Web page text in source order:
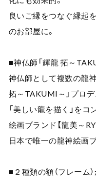
良いご縁をつなぐ縁起
のお部屋に。
■神仏師「輝龍 拓～
神仏師として複数の龍
拓～TAKUMI～」プロ
「美しい龍を描く」を
絵画ブランド【龍美～
日本で唯一の龍神絵画
■２種類の額（フレーム